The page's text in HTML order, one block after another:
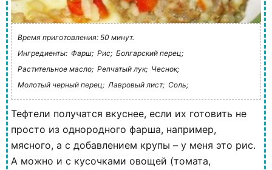
Время приготовления: 50 минут.
Ингредиенты: Фарш; Рис; Болгарский перец;
Растительное масло; Репчатый лук; Чеснок;
Молотый черный перец; Лавровый лист; Соль;
Тефтели получатся вкуснее, если их готовить не
просто из однородного фарша, например,
мясного, а с добавлением крупы – у меня это рис.
А можно и с кусочками овощей (томата,